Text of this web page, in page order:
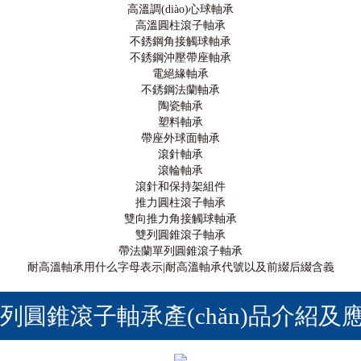
高溫調(diào)心球軸承
高溫圓柱滾子軸承
不銹鋼角接觸球軸承
不銹鋼沖壓帶座軸承
電絕緣軸承
不銹鋼法蘭軸承
陶瓷軸承
塑料軸承
帶座外球面軸承
滾針軸承
滾輪軸承
滾針和保持架組件
推力圓柱滾子軸承
雙向推力角接觸球軸承
雙列圓錐滾子軸承
帶法蘭單列圓錐滾子軸承
耐高溫軸承用什么字母表示|耐高溫軸承代號以及前綴后綴含義
滾子軸承產(chǎn)品介